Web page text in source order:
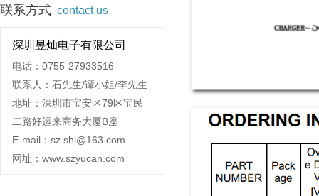
联系方式 contact us
深圳昱灿电子有限公司
电话：0755-27933516
联系人：石先生/谭小姐/李先生
地址：深圳市宝安区79区宝民
二路好运来商务大厦B座
E-mail：sz.shi@163.com
网址：www.szyucan.com